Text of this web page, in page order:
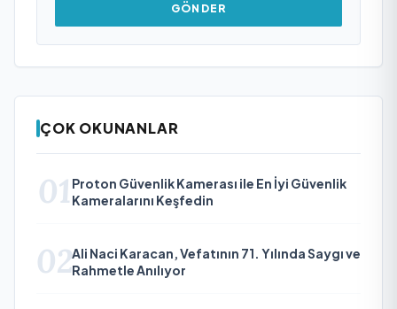
GÖNDER
ÇOK OKUNANLAR
01 Proton Güvenlik Kamerası ile En İyi Güvenlik
Kameralarını Keşfedin
02Ali Naci Karacan, Vefatının 71. Yılında Saygı ve
Rahmetle Anılıyor